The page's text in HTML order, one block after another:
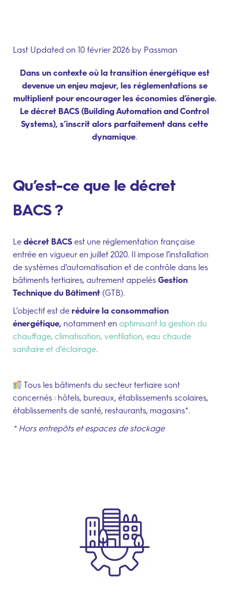
Last Updated on 10 février 2026 by Passman
Dans un contexte où la transition énergétique est
devenue un enjeu majeur, les réglementations se
multiplient pour encourager les économies d’énergie.
Le décret BACS (Building Automation and Control
Systems), s’inscrit alors parfaitement dans cette
dynamique.
Qu’est-ce que le décret
BACS ?
Le décret BACS est une réglementation française
entrée en vigueur en juillet 2020. Il impose l’installation
de systèmes d’automatisation et de contrôle dans les
bâtiments tertiaires, autrement appelés Gestion
Technique du Bâtiment (GTB).
L’objectif est de réduire la consommation
énergétique, notamment en optimisant la gestion du
chauffage, climatisation, ventilation, eau chaude
sanitaire et d’éclairage.
Tous les bâtiments du secteur tertiaire sont
concernés : hôtels, bureaux, établissements scolaires,
établissements de santé, restaurants, magasins*.
* Hors entrepôts et espaces de stockage